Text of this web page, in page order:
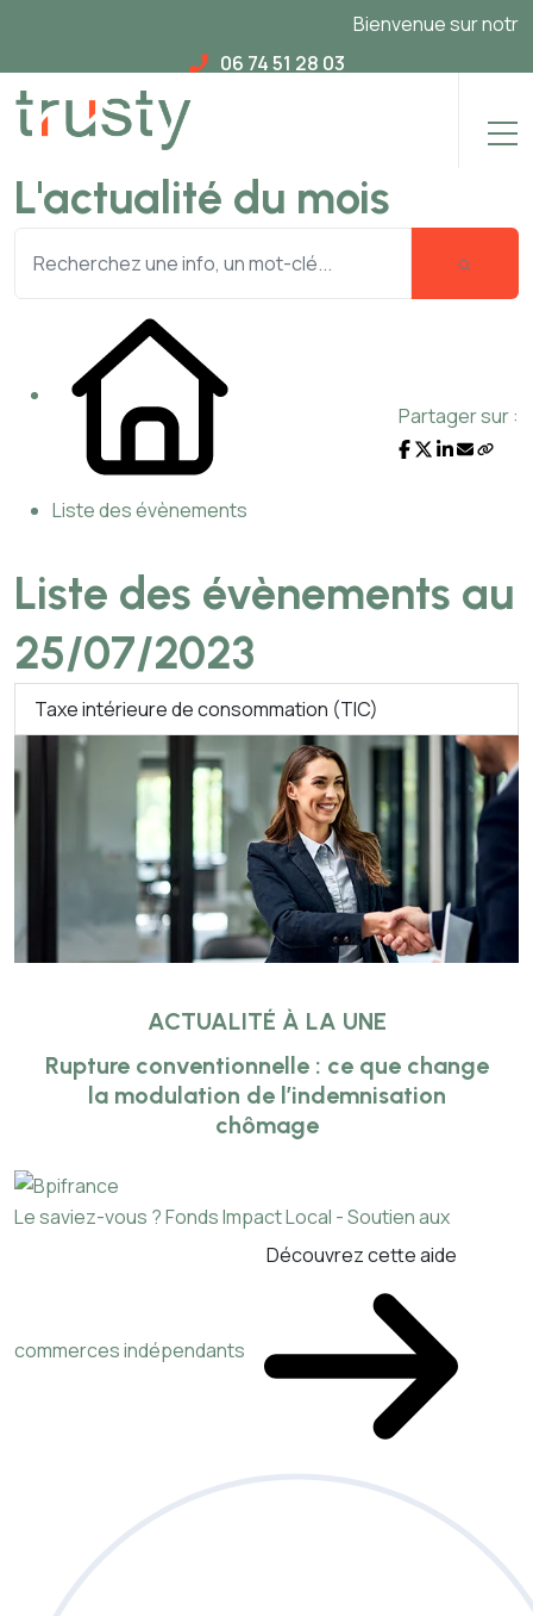
Bienvenue sur notre
06 74 51 28 03
L'actualité du mois
Liste des évènements
Partager sur :
Liste des évènements au
25/07/2023
Taxe intérieure de consommation (TIC)
ACTUALITÉ À LA UNE
Rupture conventionnelle : ce que change
la modulation de l’indemnisation
chômage
Le saviez-vous ?Fonds Impact Local - Soutien aux
commerces indépendants
Découvrez cette aide